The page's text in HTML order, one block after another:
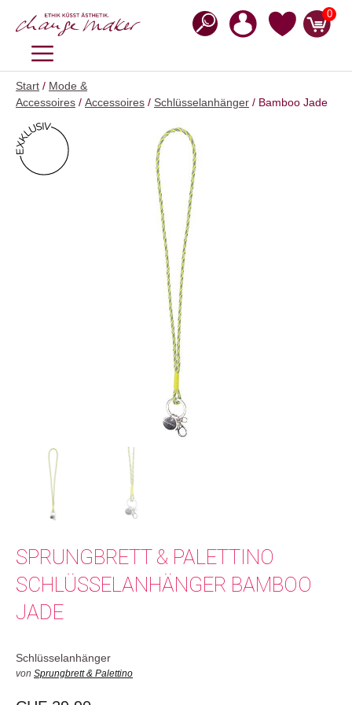
Inhalt
0
MENÜ
Start / Mode &
Accessoires / Accessoires / Schlüsselanhänger / Bamboo Jade
SPRUNGBRETT & PALETTINO
SCHLÜSSELANHÄNGER BAMBOO
JADE
Schlüsselanhänger
von Sprungbrett & Palettino